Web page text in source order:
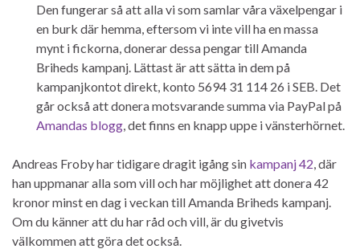
Den fungerar så att alla vi som samlar våra växelpengar i
en burk där hemma, eftersom vi inte vill ha en massa
mynt i fickorna, donerar dessa pengar till Amanda
Briheds kampanj. Lättast är att sätta in dem på
kampanjkontot direkt, konto 5694 31 114 26 i SEB. Det
går också att donera motsvarande summa via PayPal på
Amandas blogg, det finns en knapp uppe i vänsterhörnet.
Andreas Froby har tidigare dragit igång sin kampanj 42, där
han uppmanar alla som vill och har möjlighet att donera 42
kronor minst en dag i veckan till Amanda Briheds kampanj.
Om du känner att du har råd och vill, är du givetvis
välkommen att göra det också.